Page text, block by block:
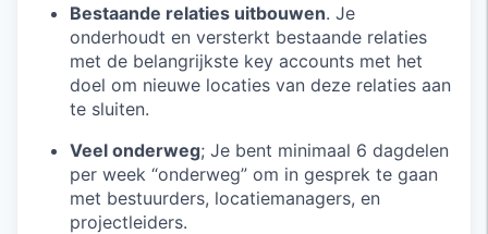
Bestaande relaties uitbouwen. Je
onderhoudt en versterkt bestaande relaties
met de belangrijkste key accounts met het
doel om nieuwe locaties van deze relaties aan
te sluiten.
Veel onderweg; Je bent minimaal 6 dagdelen
per week “onderweg” om in gesprek te gaan
met bestuurders, locatiemanagers, en
projectleiders.